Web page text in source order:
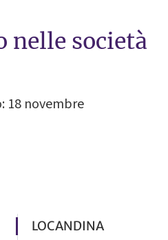
nelle società
18 novembre
LOCANDINA